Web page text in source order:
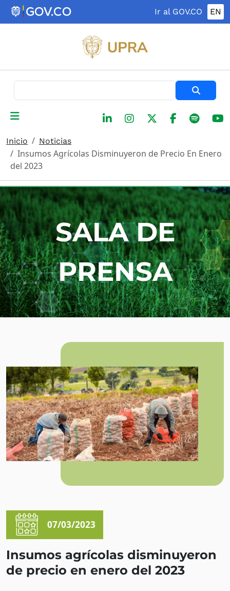
Pasar al contenido principal
Ir al GOV.CO EN
Inicio Noticias
Insumos Agrícolas Disminuyeron de Precio En Enero
del 2023
SALA DE
PRENSA
07/03/2023
Insumos agrícolas disminuyeron
de precio en enero del 2023